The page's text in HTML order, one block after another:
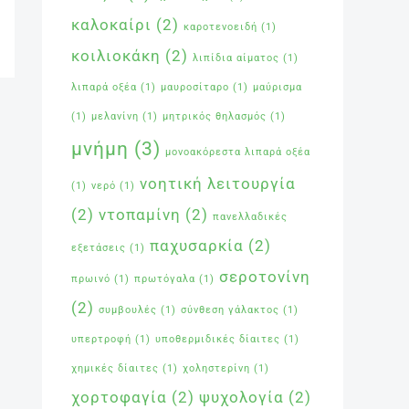
καλοκαίρι (2) καροτενοειδή (1)
κοιλιοκάκη (2) λιπίδια αίματος (1)
λιπαρά οξέα (1) μαυροσίταρο (1) μαύρισμα
(1) μελανίνη (1) μητρικός θηλασμός (1)
μνήμη (3) μονοακόρεστα λιπαρά οξέα
(1) νερό (1) νοητική λειτουργία
(2) ντοπαμίνη (2) πανελλαδικές
εξετάσεις (1) παχυσαρκία (2)
πρωινό (1) πρωτόγαλα (1) σεροτονίνη
(2) συμβουλές (1) σύνθεση γάλακτος (1)
υπερτροφή (1) υποθερμιδικές δίαιτες (1)
χημικές δίαιτες (1) χοληστερίνη (1)
χορτοφαγία (2) ψυχολογία (2)